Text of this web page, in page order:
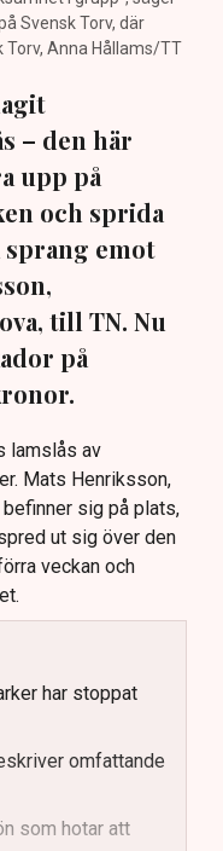
Svensk Torv, där
Torv, Anna Hållams/TT
– den här
upp på
och sprida
emot
till TN. Nu
på
lamslås av
Mats Henriksson,
sig på plats,
ut sig över den
veckan och
har stoppat
omfattande
som hotar att